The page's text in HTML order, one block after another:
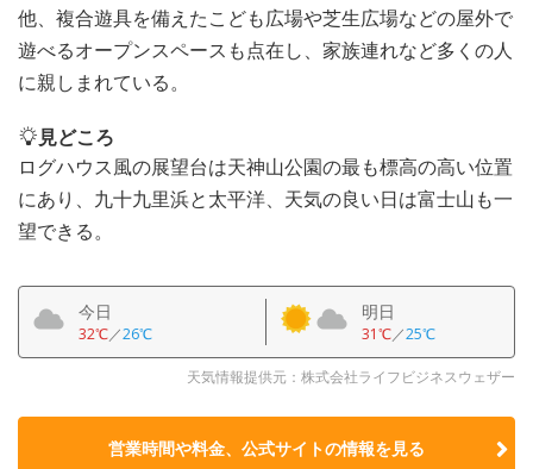
他、複合遊具を備えたこども広場や芝生広場などの屋外で
遊べるオープンスペースも点在し、家族連れなど多くの人
に親しまれている。
見どころ
ログハウス風の展望台は天神山公園の最も標高の高い位置
にあり、九十九里浜と太平洋、天気の良い日は富士山も一
望できる。
今日
32℃／26℃
明日
31℃／25℃
天気情報提供元：株式会社ライフビジネスウェザー
営業時間や料金、公式サイトの情報を見る